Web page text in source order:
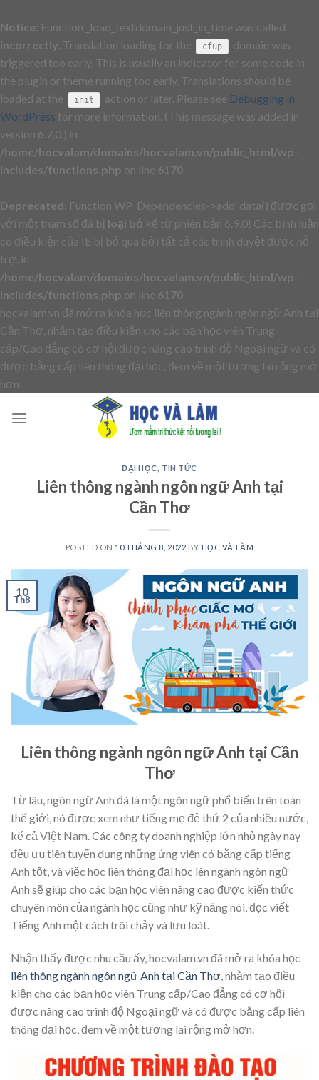
Notice : Function _load_textdomain_just_in_time was called
incorrectly . Translation loading for the cfup
domain was
triggered too early. This is usually an indicator for some code in
the plugin or theme running too early. Translations should be
loaded at the
init action or later. Please see Debugging in
WordPress for more information. (This message was added in
version 6.7.0.) in
/home/hocvalam/domains/hocvalam.vn/public_html/wp-
includes/functions.php on line 6170
Deprecated : Function WP_Dependencies->add_data() được gọi
với một tham số đã bị loại bỏ kể từ phiên bản 6.9.0! Các bình luận
có điều kiện của IE bị bỏ qua bởi tất cả các trình duyệt được hỗ
trợ. in
/home/hocvalam/domains/hocvalam.vn/public_html/wp-
includes/functions.php on line 6170
hocvalam.vn đã mở ra khóa học liên thông ngành ngôn ngữ Anh tại
Cần Thơ, nhằm tạo điều kiện cho các bạn học viên Trung
cấp/Cao đẳng có cơ hội được nâng cao trình độ Ngoại ngữ và có
được bằng cấp liên thông đại học, đem về một tương lai rộng mở
hơn.
content
ĐẠI HỌC TIN TỨC
Liên thông ngành ngôn ngữ Anh tại
Cần Thơ
POSTED ON 10 THÁNG 8, 2022 BY HỌC VÀ LÀM
10
Th8
Liên thông ngành ngôn ngữ Anh tại Cần
Thơ
Từ lâu, ngôn ngữ Anh đã là một ngôn ngữ phổ biến trên toàn
thế giới, nó được xem như tiếng mẹ đẻ thứ 2 của nhiều nước,
kể cả Việt Nam. Các công ty doanh nghiệp lớn nhỏ ngày nay
đều ưu tiên tuyển dụng những ứng viên có bằng cấp tiếng
Anh tốt, và việc học liên thông đại học lên ngành ngôn ngữ
Anh sẽ giúp cho các bạn học viên nâng cao được kiến thức
chuyên môn của ngành học cũng như kỹ năng nói, đọc viết
Tiếng Anh một cách trôi chảy và lưu loát.
Nhận thấy được nhu cầu ấy, hocvalam.vn đã mở ra khóa học
liên thông ngành ngôn ngữ Anh tại Cần Thơ , nhằm tạo điều
kiện cho các bạn học viên Trung cấp/Cao đẳng có cơ hội
được nâng cao trình độ Ngoại ngữ và có được bằng cấp liên
thông đại học, đem về một tương lai rộng mở hơn.